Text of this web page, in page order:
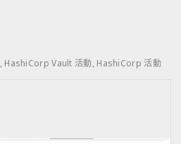
, HashiCorp Vault 活動, HashiCorp 活動